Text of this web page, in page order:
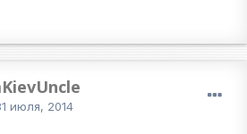
июля, 2014